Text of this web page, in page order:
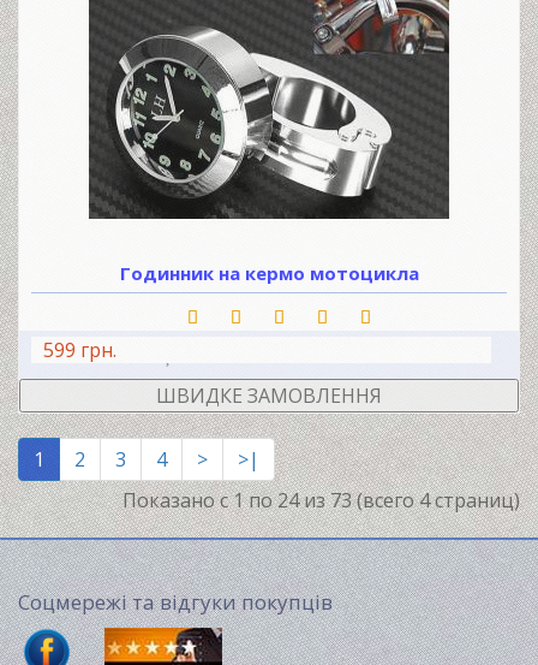
Годинник на кермо мотоцикла
599 грн.
ШВИДКЕ ЗАМОВЛЕННЯ
1 2 3 4 >
>|
Показано с 1 по 24 из 73 (всего 4 страниц)
Соцмережі та відгуки покупців